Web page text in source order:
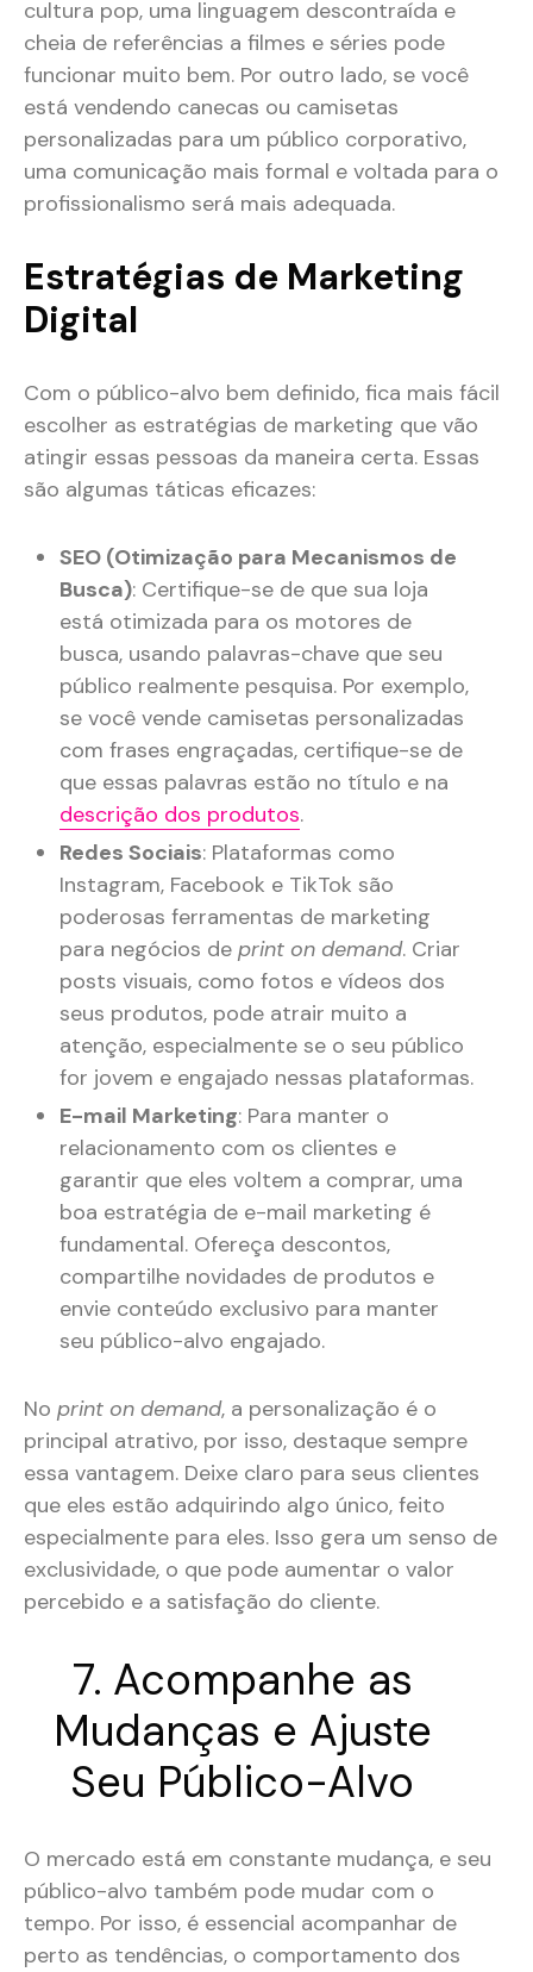
cultura pop, uma linguagem descontraída e
cheia de referências a filmes e séries pode
funcionar muito bem. Por outro lado, se você
está vendendo canecas ou camisetas
personalizadas para um público corporativo,
uma comunicação mais formal e voltada para o
profissionalismo será mais adequada​.
Estratégias de Marketing
Digital
Com o público-alvo bem definido, fica mais fácil
escolher as estratégias de marketing que vão
atingir essas pessoas da maneira certa. Essas
são algumas táticas eficazes:
SEO (Otimização para Mecanismos de
Busca): Certifique-se de que sua loja
está otimizada para os motores de
busca, usando palavras-chave que seu
público realmente pesquisa. Por exemplo,
se você vende camisetas personalizadas
com frases engraçadas, certifique-se de
que essas palavras estão no título e na
descrição dos produtos​.
Redes Sociais: Plataformas como
Instagram, Facebook e TikTok são
poderosas ferramentas de marketing
para negócios de print on demand. Criar
posts visuais, como fotos e vídeos dos
seus produtos, pode atrair muito a
atenção, especialmente se o seu público
for jovem e engajado nessas plataformas​.
E-mail Marketing: Para manter o
relacionamento com os clientes e
garantir que eles voltem a comprar, uma
boa estratégia de e-mail marketing é
fundamental. Ofereça descontos,
compartilhe novidades de produtos e
envie conteúdo exclusivo para manter
seu público-alvo engajado​​.
No print on demand, a personalização é o
principal atrativo, por isso, destaque sempre
essa vantagem. Deixe claro para seus clientes
que eles estão adquirindo algo único, feito
especialmente para eles. Isso gera um senso de
exclusividade, o que pode aumentar o valor
percebido e a satisfação do cliente​.
7. Acompanhe as
Mudanças e Ajuste
Seu Público-Alvo
O mercado está em constante mudança, e seu
público-alvo também pode mudar com o
tempo. Por isso, é essencial acompanhar de
perto as tendências, o comportamento dos